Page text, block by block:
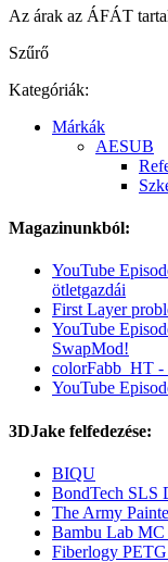
Az árak az ÁFÁT
Szűrő
Kategóriák:
Márkák
AESUB
Magazinunkból:
YouTube
ötletgazdái
First Layer
YouTube
SwapMod!
colorFabb_HT
YouTube
3DJake felfedezése:
BIQU
BondTech SLS
The Army
Bambu Lab MC
Fiberlogy